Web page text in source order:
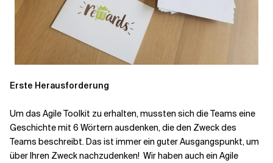
Erste Herausforderung
Um das Agile Toolkit zu erhalten, mussten sich die Teams eine
Geschichte mit 6 Wörtern ausdenken, die den Zweck des
Teams beschreibt. Das ist immer ein guter Ausgangspunkt, um
über Ihren Zweck nachzudenken! Wir haben auch ein Agile